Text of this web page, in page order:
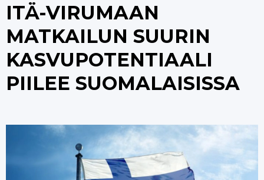
ITÄ-VIRUMAAN
MATKAILUN SUURIN
KASVUPOTENTIAALI
PIILEE SUOMALAISISSA